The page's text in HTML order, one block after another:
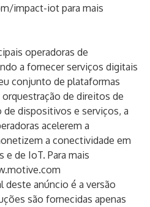
impact-iot para mais
operadoras de
a fornecer serviços digitais
conjunto de plataformas
de direitos de
dispositivos e serviços, a
acelerem a
a conectividade em
e de IoT. Para mais
anúncio é a versão
são fornecidas apenas